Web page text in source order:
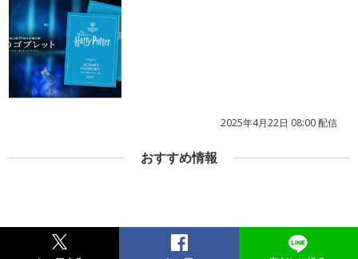
2025年4月22日 08:00 配信
おすすめ情報